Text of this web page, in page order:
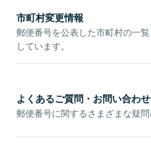
市町村変更情報
郵便番号を公表した市町村の一
しています。
よくあるご質問・お問い合わせ
郵便番号に関するさまざまな疑問